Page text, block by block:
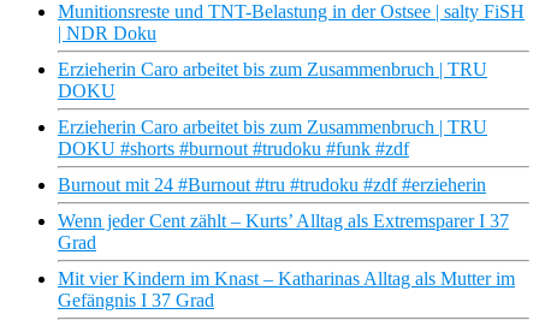
Munitionsreste und TNT-Belastung in der Ostsee | salty FiSH
| NDR Doku
Erzieherin Caro arbeitet bis zum Zusammenbruch | TRU
DOKU
Erzieherin Caro arbeitet bis zum Zusammenbruch | TRU
DOKU #shorts #burnout #trudoku #funk #zdf
Burnout mit 24 #Burnout #tru #trudoku #zdf #erzieherin
Wenn jeder Cent zählt – Kurts’ Alltag als Extremsparer I 37
Grad
Mit vier Kindern im Knast – Katharinas Alltag als Mutter im
Gefängnis I 37 Grad